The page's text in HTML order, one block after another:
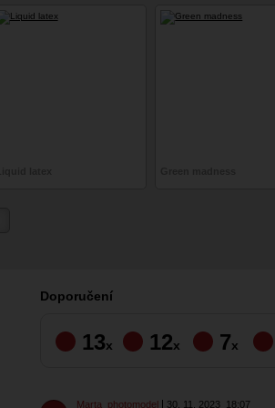
Doporučení
13x 12x 7x
Marta_photomodel 30. 11. 2023 18:07